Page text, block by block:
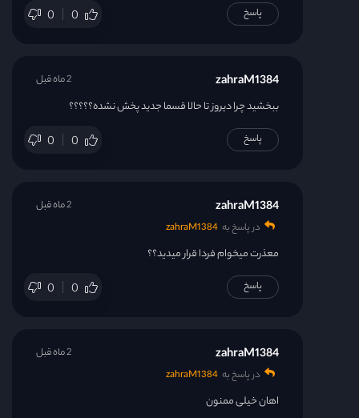
0 0 پاسخ
zahraM1384
ببخشید چرا دیروز تا حالا قسما جدید پخش نشده؟؟؟؟؟
0 0
2 ماه قبل
پاسخ
zahraM1384
در پاسخ به zahraM1384
معذرت میخوام فردا قرار میدید؟؟
0 0
2 ماه قبل
پاسخ
zahraM1384
در پاسخ به zahraM1384
اهان خیلی ممنون
2 ماه قبل